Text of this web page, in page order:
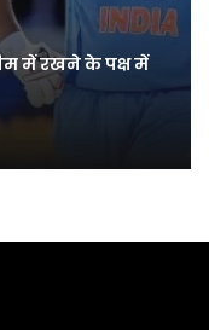
में रखने के पक्ष में